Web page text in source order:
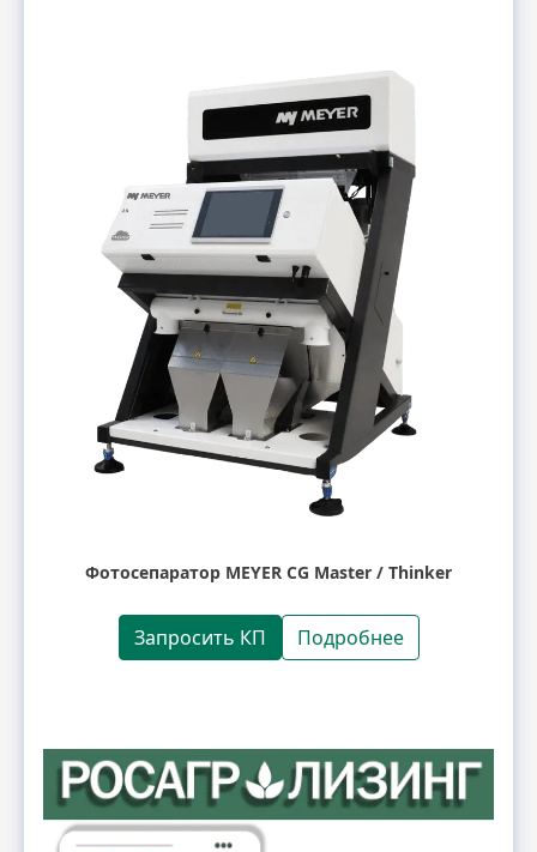
Фотосепаратор MEYER CG Master / Thinker
Запросить КП Подробнее